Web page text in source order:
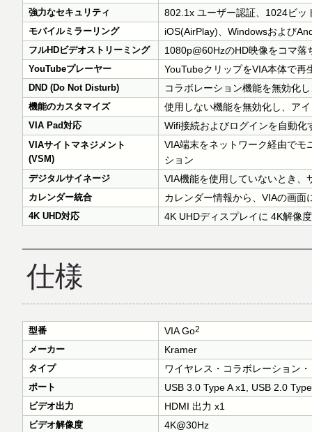
強力なセキュリティ 802.1x ユーザー認証、1024ビッ
モバイルミラーリング iOS(AirPlay)、Windowsおよび
フルHDビデオストリーミング 1080p@60HzのHD映像をコマ落
YouTubeプレーヤー YouTubeクリップをVIA本体で再
DND (Do Not Disturb) コラボレーション機能を無効化
機能のカスタマイズ 使用しない機能を無効化し、ア
VIA Pad対応 Wifi接続およびログインを自動
VIAサイトマネジメント
(VSM)
VIA端末をネットワーク経由でモ
ション
デジタルサイネージ VIA機能を使用していないとき、
カレンダー統合 カレンダー情報から、VIAの画面
4K UHD対応 4K UHDディスプレイに 4K解像
仕様
型番 VIA Go2
メーカー Kramer
タイプ ワイヤレス・コラボレーション
ポート USB 3.0 Type A x1, USB 2.0
ビデオ出力 HDMI 出力 x1
ビデオ解像度 4K@30Hz